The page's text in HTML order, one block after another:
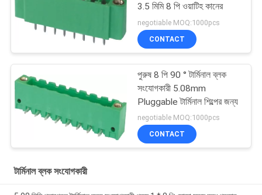
3.5 মিমি 8 পি ওয়াটিহ কানের
negotiable MOQ:1000pcs
CONTACT
পুরুষ 8 পি 90 ° টার্মিনাল ব্লক
সংযোগকারী 5.08mm
Pluggable টার্মিনাল শিল্পের জন্য
negotiable MOQ:1000pcs
CONTACT
টার্মিনাল ব্লক সংযোগকারী